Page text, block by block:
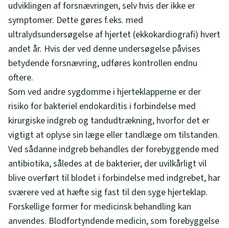
udviklingen af forsnævringen, selv hvis der ikke er
symptomer. Dette gøres f.eks. med
ultralydsundersøgelse af hjertet (ekkokardiografi) hvert
andet år. Hvis der ved denne undersøgelse påvises
betydende forsnævring, udføres kontrollen endnu
oftere.
Som ved andre sygdomme i hjerteklapperne er der
risiko for bakteriel endokarditis i forbindelse med
kirurgiske indgreb og tandudtrækning, hvorfor det er
vigtigt at oplyse sin læge eller tandlæge om tilstanden.
Ved sådanne indgreb behandles der forebyggende med
antibiotika, således at de bakterier, der uvilkårligt vil
blive overført til blodet i forbindelse med indgrebet, har
sværere ved at hæfte sig fast til den syge hjerteklap.
Forskellige former for medicinsk behandling kan
anvendes. Blodfortyndende medicin, som forebyggelse